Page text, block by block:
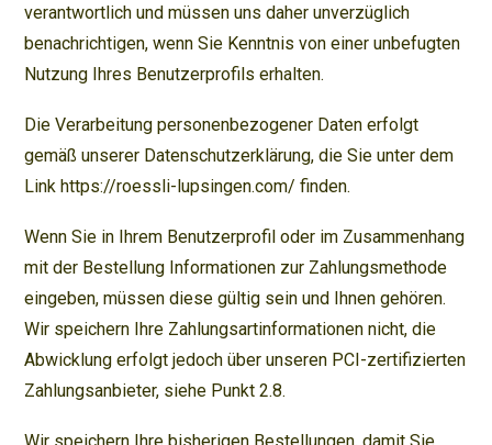
verantwortlich und müssen uns daher unverzüglich
benachrichtigen, wenn Sie Kenntnis von einer unbefugten
Nutzung Ihres Benutzerprofils erhalten.
Die Verarbeitung personenbezogener Daten erfolgt
gemäß unserer Datenschutzerklärung, die Sie unter dem
Link https://roessli-lupsingen.com/ finden.
Wenn Sie in Ihrem Benutzerprofil oder im Zusammenhang
mit der Bestellung Informationen zur Zahlungsmethode
eingeben, müssen diese gültig sein und Ihnen gehören.
Wir speichern Ihre Zahlungsartinformationen nicht, die
Abwicklung erfolgt jedoch über unseren PCI-zertifizierten
Zahlungsanbieter, siehe Punkt 2.8.